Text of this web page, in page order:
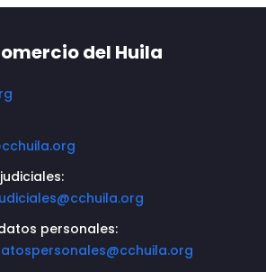
del Huila
personales: